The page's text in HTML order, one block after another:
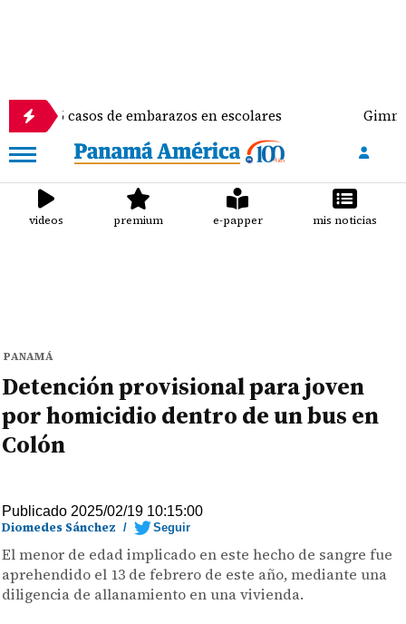
de embarazos en escolares Gimnasta Alyiah
videos premium e-papper mis noticias
PANAMÁ
Detención provisional para joven
por homicidio dentro de un bus en
Colón
Publicado 2025/02/19 10:15:00
Diomedes Sánchez / Seguir
El menor de edad implicado en este hecho de sangre fue
aprehendido el 13 de febrero de este año, mediante una
diligencia de allanamiento en una vivienda.